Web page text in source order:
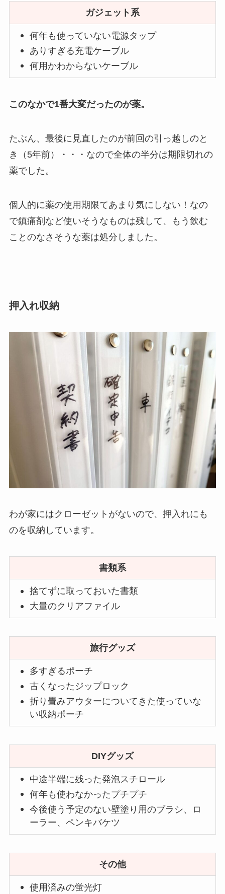
ガジェット系
何年も使っていない電源タップ
ありすぎる充電ケーブル
何用かわからないケーブル
このなかで1番大変だったのが薬。
たぶん、最後に見直したのが前回の引っ越しのと
き（5年前）・・・なので全体の半分は期限切れの
薬でした。
個人的に薬の使用期限てあまり気にしない！なの
で鎮痛剤など使いそうなものは残して、もう飲む
ことのなさそうな薬は処分しました。
押入れ収納
わが家にはクローゼットがないので、押入れにも
のを収納しています。
書類系
捨てずに取っておいた書類
大量のクリアファイル
旅行グッズ
多すぎるポーチ
古くなったジップロック
折り畳みアウターについてきた使っていな
い収納ポーチ
DIYグッズ
中途半端に残った発泡スチロール
何年も使わなかったプチプチ
今後使う予定のない壁塗り用のブラシ、ロ
ーラー、ペンキバケツ
その他
使用済みの蛍光灯